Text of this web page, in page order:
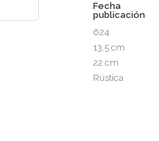
Fecha
publicación
624
13,5 cm
22 cm
Rústica